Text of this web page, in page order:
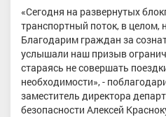
«Сегодня на развернутых
транспортный поток, в целом,
Благодарим граждан за
услышали наш призыв
стараясь не совершать
необходимости», -
заместитель директора
безопасности Алексей